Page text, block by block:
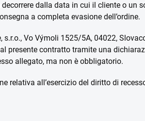
dalla data in cui il cliente o un
a completa evasione dell’ordine.
Vo Výmoli 1525/5A, 04022,
presente contratto tramite una
allegato, ma non è obbligatorio.
relativa all’esercizio del diritto di